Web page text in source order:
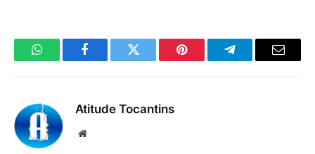
WhatsAppFacebookTwitter Pinterest TelegramaE-
Atitude Tocantins
Site